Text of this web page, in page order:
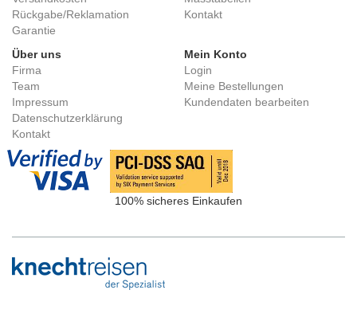
Rückgabe/Reklamation
Garantie
Kontakt
Über uns
Firma
Team
Impressum
Datenschutzerklärung
Kontakt
Mein Konto
Login
Meine Bestellungen
Kundendaten bearbeiten
100% sicheres Einkaufen